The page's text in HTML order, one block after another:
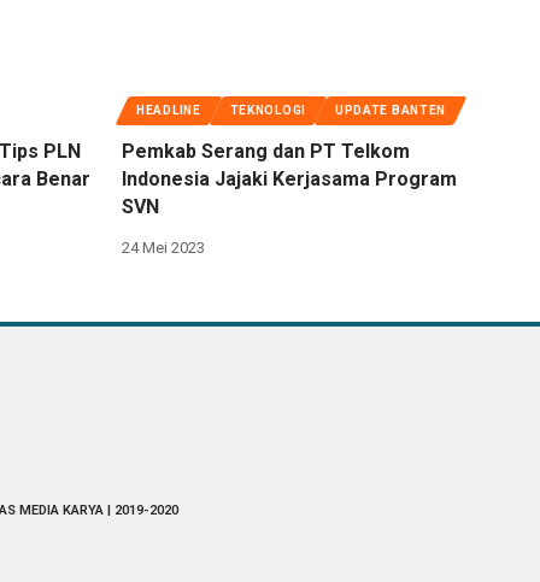
PLN
Benar
HEADLINE TEKNOLOGI UPDATE BANTEN
Pemkab Serang dan PT Telkom
Indonesia Jajaki Kerjasama Program
SVN
24 Mei 2023
MEDIA KARYA | 2019-2020